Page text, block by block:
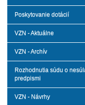
Poskytovanie dotácií
VZN - Aktuálne
VZN - Archív
Rozhodnutia súdu o
predpismi
VZN - Návrhy